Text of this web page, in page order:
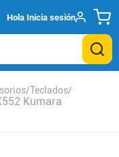
Hola Inicia sesión
Teclados
Kumara